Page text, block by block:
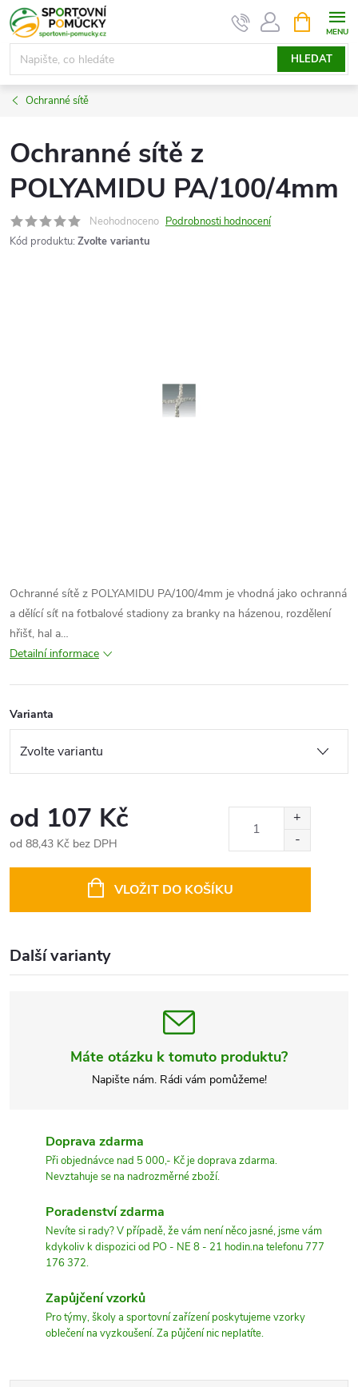
Přejít
na
obsah
HLEDAT
NÁKUPNÍ
KOŠÍK
Ochranné sítě
Ochranné sítě z
POLYAMIDU PA/100/4mm
Neohodnoceno Podrobnosti hodnocení
Kód produktu: Zvolte variantu
Ochranné sítě z POLYAMIDU PA/100/4mm je vhodná jako ochranná
a dělící síť na fotbalové stadiony za branky na házenou, rozdělení
hřišť, hal a…
Detailní informace
Varianta
od 107 Kč
od 88,43 Kč bez DPH
VLOŽIT DO KOŠÍKU
Další varianty
Máte otázku k tomuto produktu?
Napište nám. Rádi vám pomůžeme!
Doprava zdarma
Při objednávce nad 5 000,- Kč je doprava zdarma.
Nevztahuje se na nadrozměrné zboží.
Poradenství zdarma
Nevíte si rady? V případě, že vám není něco jasné, jsme vám
kdykoliv k dispozici od PO - NE 8 - 21 hodin.na telefonu 777
176 372.
Zapůjčení vzorků
Pro týmy, školy a sportovní zařízení poskytujeme vzorky
oblečení na vyzkoušení. Za půjčení nic neplatíte.